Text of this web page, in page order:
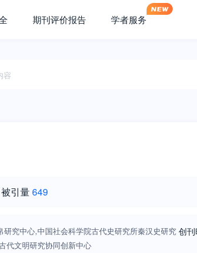
期刊评价报告 学者服务
被引量649
研究中心,中国社会科学院古代史研究所秦汉史研究
代文明研究协同创新中心
创刊